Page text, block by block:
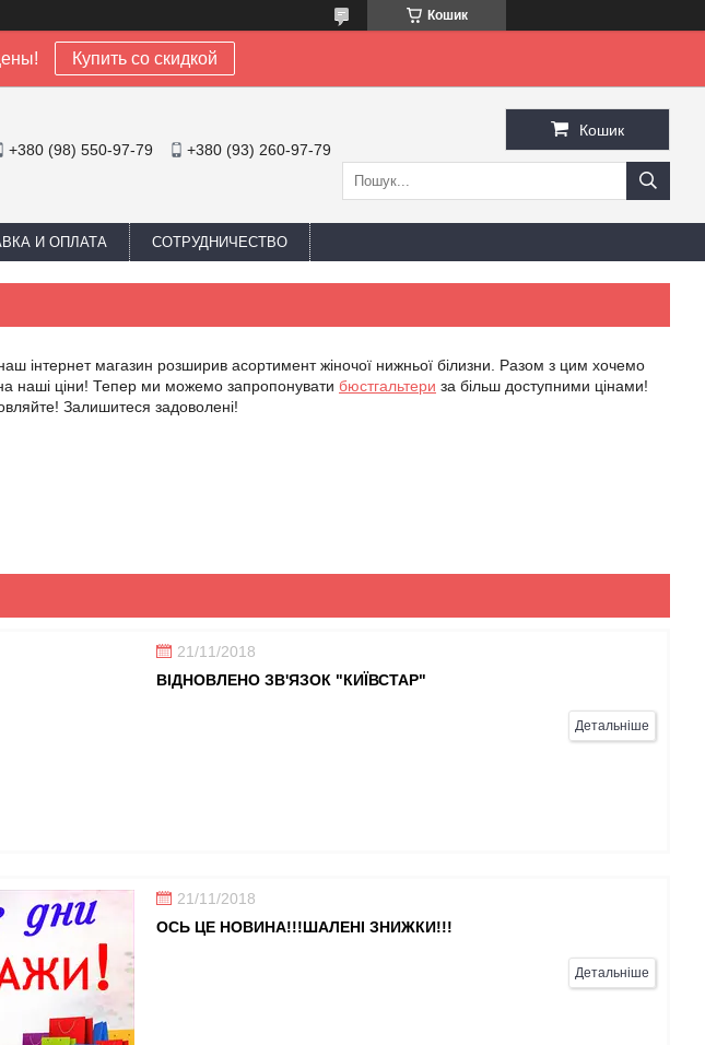
Кошик
Купить со скидкой
+380 (98) 550-97-79 +380 (93) 260-97-79
Кошик
И ОПЛАТА СОТРУДНИЧЕСТВО
інтернет магазин розширив асортимент жіночої нижньої білизни. Разом з цим хочемо
наші ціни! Тепер ми можемо запропонувати бюстгальтери за більш доступними цінами!
Залишитеся задоволені!
21/11/2018
ВІДНОВЛЕНО ЗВ'ЯЗОК "КИЇВСТАР"
Детальніше
21/11/2018
ОСЬ ЦЕ НОВИНА!!!ШАЛЕНІ ЗНИЖКИ!!!
Детальніше